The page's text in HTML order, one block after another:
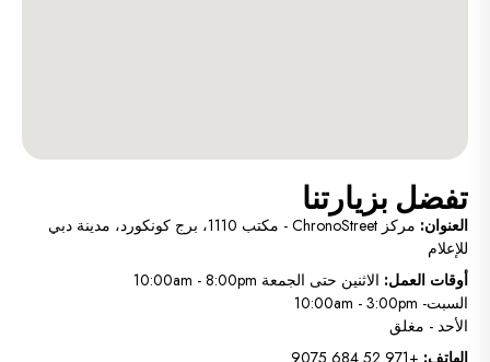
تفضل بزيارتنا
العنوان:
مركز ChronoStreet - مكتب 1110، برج كونكورد، مدينة دبي
للإعلام
أوقات العمل: الاثنين حتى الجمعة 10:00am - 8:00pm
السبت- 10:00am - 3:00pm
الأحد - مغلق
الهاتف: +971 52 684 9075